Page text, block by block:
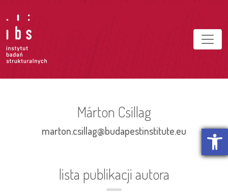
Otwórz
Márton Csillag
marton.csillag@budapestinstitute.eu
lista publikacji autora